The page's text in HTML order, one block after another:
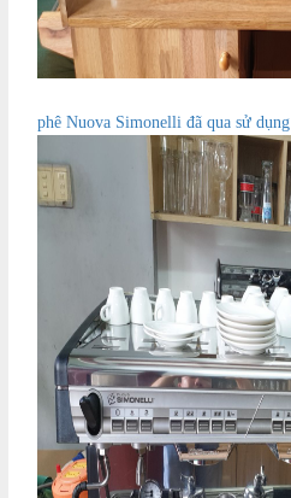
phê Nuova Simonelli đã qua sử dụng